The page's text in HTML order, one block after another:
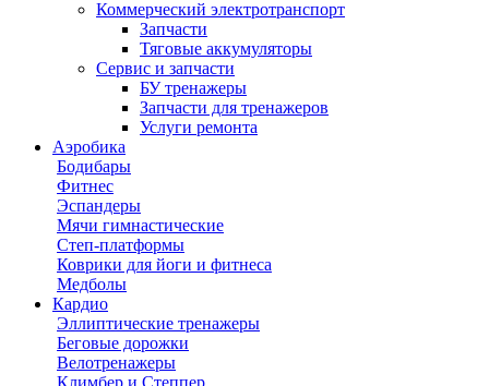
Коммерческий электротранспорт
Запчасти
Тяговые аккумуляторы
Сервис и запчасти
БУ тренажеры
Запчасти для тренажеров
Услуги ремонта
Аэробика
Бодибары
Фитнес
Эспандеры
Мячи гимнастические
Степ-платформы
Коврики для йоги и фитнеса
Медболы
Кардио
Эллиптические тренажеры
Беговые дорожки
Велотренажеры
Климбер и Степпер